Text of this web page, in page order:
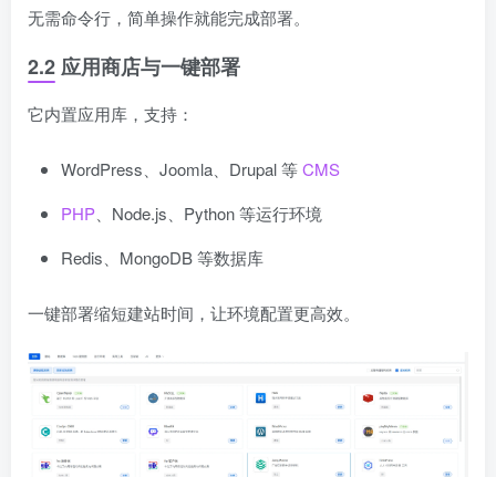
无需命令行，简单操作就能完成部署。
2.2 应用商店与一键部署
它内置应用库，支持：
WordPress、Joomla、Drupal 等CMS
PHP 、Node.js、Python 等运行环境
Redis、MongoDB 等数据库
一键部署缩短建站时间，让环境配置更高效。